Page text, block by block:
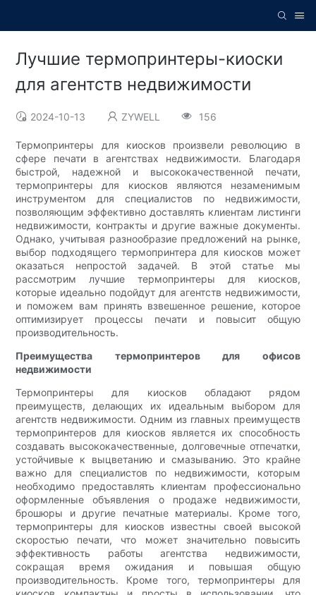
Лучшие термопринтеры-киоски
для агентств недвижимости
2024-10-13 ZYWELL 156
Термопринтеры для киосков произвели революцию в
сфере печати в агентствах недвижимости. Благодаря
быстрой, надежной и высококачественной печати,
термопринтеры для киосков являются незаменимым
инструментом для специалистов по недвижимости,
позволяющим эффективно доставлять клиентам листинги
недвижимости, контракты и другие важные документы.
Однако, учитывая разнообразие предложений на рынке,
выбор подходящего термопринтера для киосков может
оказаться непростой задачей. В этой статье мы
рассмотрим лучшие термопринтеры для киосков,
которые идеально подойдут для агентств недвижимости,
и поможем вам принять взвешенное решение, которое
оптимизирует процессы печати и повысит общую
производительность.
Преимущества термопринтеров для офисов
недвижимости
Термопринтеры для киосков обладают рядом
преимуществ, делающих их идеальным выбором для
агентств недвижимости. Одним из главных преимуществ
термопринтеров для киосков является их способность
создавать высококачественные, долговечные отпечатки,
устойчивые к выцветанию и смазыванию. Это крайне
важно для специалистов по недвижимости, которым
необходимо предоставлять клиентам профессионально
оформленные объявления о продаже недвижимости,
брошюры и другие печатные материалы. Кроме того,
термопринтеры для киосков известны своей высокой
скоростью печати, что может значительно повысить
эффективность работы агентства недвижимости,
сокращая время ожидания и повышая общую
производительность. Кроме того, термопринтеры для